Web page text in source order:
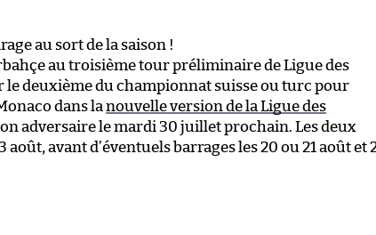
au sort de la saison !
au troisième tour préliminaire de Ligue des
le deuxième du championnat suisse ou turc pour
dans la nouvelle version de la Ligue des
adversaire le mardi 30 juillet prochain. Les deux
avant d’éventuels barrages les 20 ou 21 août et